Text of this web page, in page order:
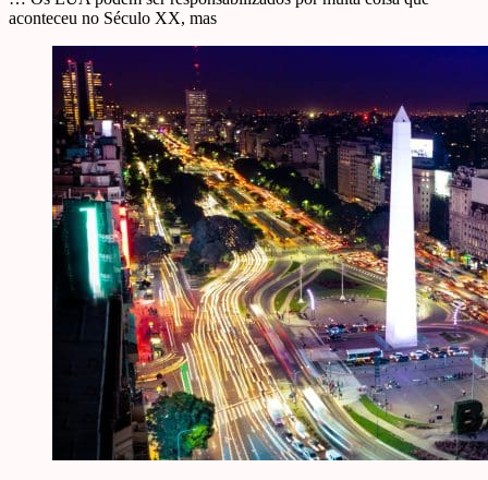
aconteceu no Século XX, mas